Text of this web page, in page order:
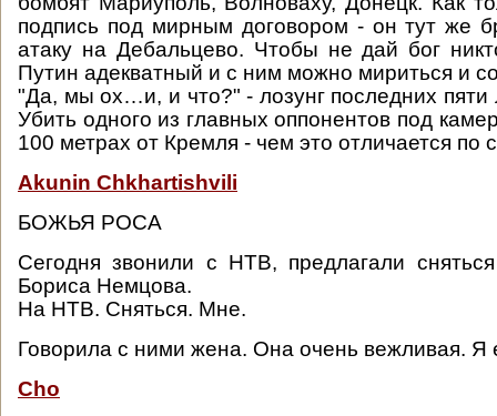
подпись под мирным договором - он тут же
атаку на Дебальцево. Чтобы не дай бог
Путин адекватный и с ним можно мириться и
"Да, мы ох…и, и что?" - лозунг последних пяти
Убить одного из главных оппонентов под
100 метрах от Кремля - чем это отличается по
Akunin Chkhartishvili
БОЖЬЯ РОСА
Сегодня звонили с НТВ, предлагали
Бориса Немцова.
На НТВ. Сняться. Мне.
Говорила с ними жена. Она очень вежливая.
Cho